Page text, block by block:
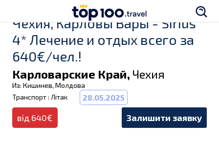
Чехия, Карловы Вары - Sirius
4* Лечение и отдых всего за
640€/чел.!
Карловарские Край, Чехия
Из: Кишинев, Молдова
Транспорт : Літак
28.05.2025
від 640€ Залишити заявку